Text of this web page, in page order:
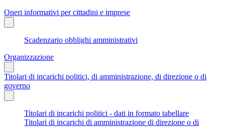
Oneri informativi per cittadini e imprese
Scadenzario obblighi amministrativi
Organizzazione
Titolari di incarichi politici, di amministrazione, di direzione o di
governo
Titolari di incarichi politici - dati in formato tabellare
Titolari di incarichi di amministrazione di direzione o di